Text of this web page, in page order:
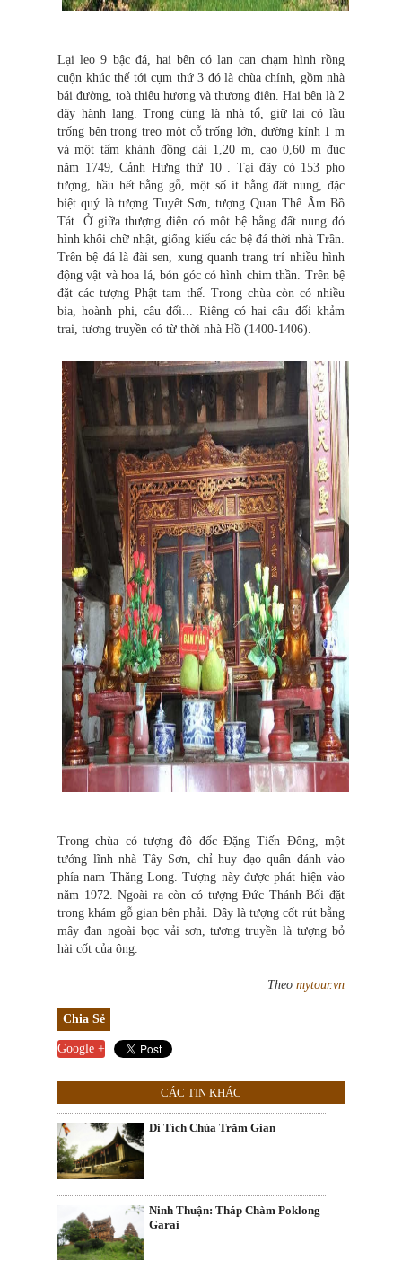
Lại leo 9 bậc đá, hai bên có lan can chạm hình rồng
cuộn khúc thế tới cụm thứ 3 đó là chùa chính, gồm nhà
bái đường, toà thiêu hương và thượng điện. Hai bên là 2
dãy hành lang. Trong cùng là nhà tổ, giữ lại có lầu
trống bên trong treo một cỗ trống lớn, đường kính 1 m
và một tấm khánh đồng dài 1,20 m, cao 0,60 m đúc
năm 1749, Cảnh Hưng thứ 10 . Tại đây có 153 pho
tượng, hầu hết bằng gỗ, một số ít bằng đất nung, đặc
biệt quý là tượng Tuyết Sơn, tượng Quan Thế Âm Bồ
Tát. Ở giữa thượng điện có một bệ bằng đất nung đỏ
hình khối chữ nhật, giống kiểu các bệ đá thời nhà Trần.
Trên bệ đá là đài sen, xung quanh trang trí nhiều hình
động vật và hoa lá, bón góc có hình chim thần. Trên bệ
đặt các tượng Phật tam thế. Trong chùa còn có nhiều
bia, hoành phi, câu đối... Riêng có hai câu đối khảm
trai, tương truyền có từ thời nhà Hồ (1400-1406).
Trong chùa có tượng đô đốc Đặng Tiến Đông, một
tướng lĩnh nhà Tây Sơn, chỉ huy đạo quân đánh vào
phía nam Thăng Long. Tượng này được phát hiện vào
năm 1972. Ngoài ra còn có tượng Đức Thánh Bối đặt
trong khám gỗ gian bên phải. Đây là tượng cốt rút bằng
mây đan ngoài bọc vải sơn, tương truyền là tượng bỏ
hài cốt của ông.
Theo mytour.vn
Chia Sẻ
Google +
CÁC TIN KHÁC
Di Tích Chùa Trăm Gian
Ninh Thuận: Tháp Chàm Poklong
Garai